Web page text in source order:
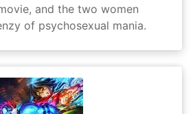
and the two women
of psychosexual mania.